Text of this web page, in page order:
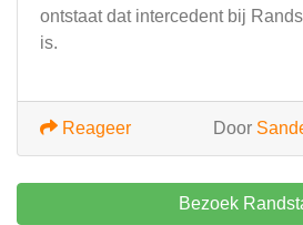
ontstaat dat intercedent bij
is.
Door
Reageer
Bezoek